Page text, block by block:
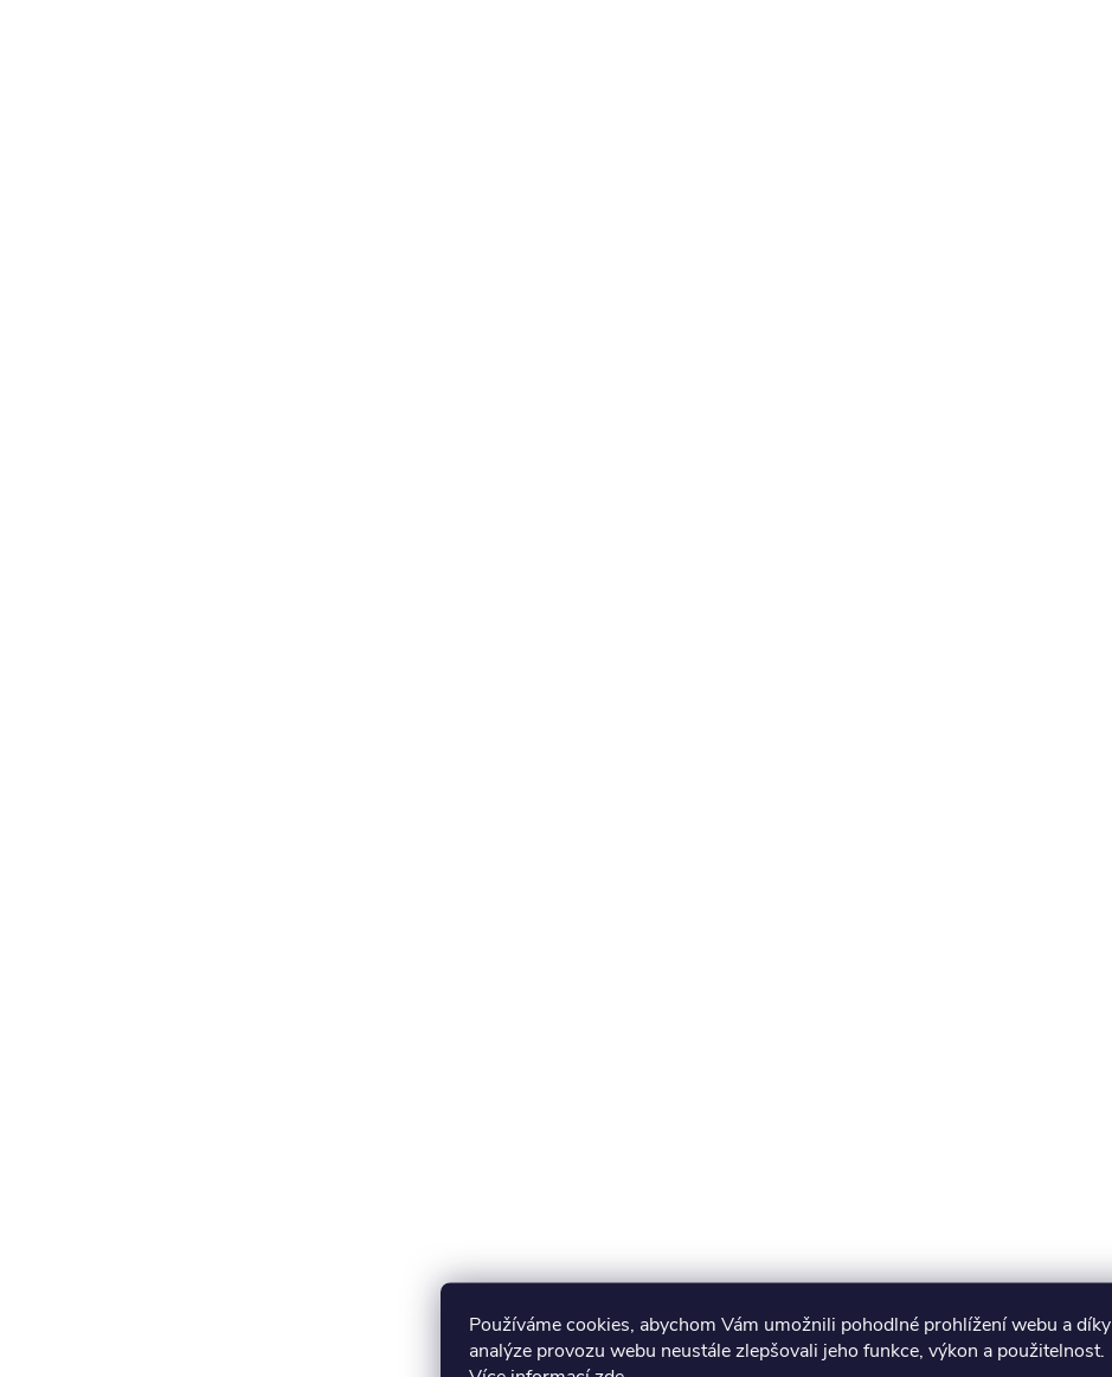
Používáme cookies, abychom Vám umožnili pohodlné prohlížení webu a díky
analýze provozu webu neustále zlepšovali jeho funkce, výkon a použitelnost.